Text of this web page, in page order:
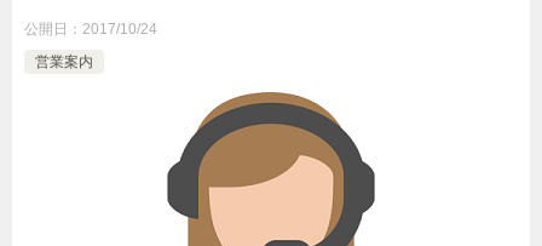
公開日： 2017/10/24
営業案内